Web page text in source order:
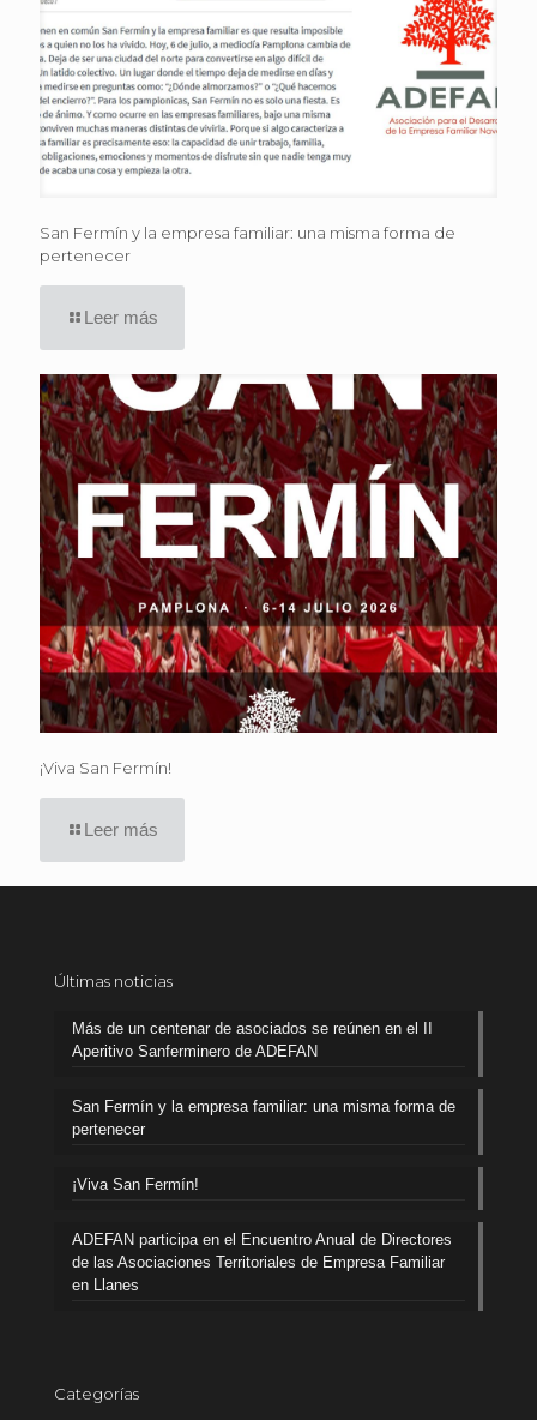
San Fermín y la empresa familiar: una misma forma de
pertenecer
Leer más
¡Viva San Fermín!
Leer más
Últimas noticias
Más de un centenar de asociados se reúnen en el II
Aperitivo Sanferminero de ADEFAN
San Fermín y la empresa familiar: una misma forma de
pertenecer
¡Viva San Fermín!
ADEFAN participa en el Encuentro Anual de Directores
de las Asociaciones Territoriales de Empresa Familiar
en Llanes
Categorías